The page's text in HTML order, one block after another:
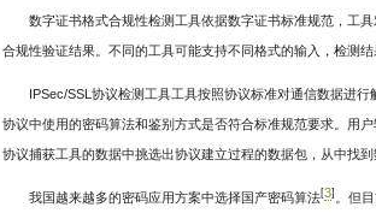
数字证书格式合规性检测工具依据数字证书标准规范，工
合规性验证结果。不同的工具可能支持不同格式的输入，检测结
IPSec/SSL协议检测工具工具按照协议标准对通信数据进
协议中使用的密码算法和鉴别方式是否符合标准规范要求。用
协议捕获工具的数据中挑选出协议建立过程的数据包，从中找
我国越来越多的密码应用方案中选择国产密码算法 3] 。但